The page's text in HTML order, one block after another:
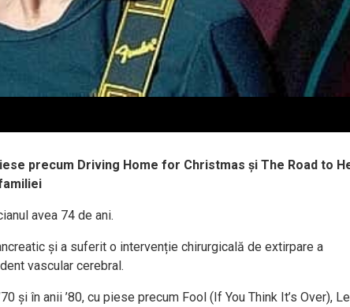
precum Driving Home for Christmas și The Road to
avea 74 de ani.
și a suferit o intervenție chirurgicală de extirpare a
vascular cerebral.
și în anii ’80, cu piese precum Fool (If You Think It’s Over),